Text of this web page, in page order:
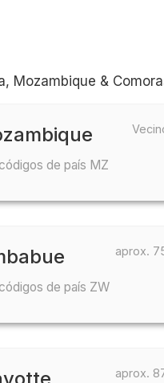
Mozambique &
de país MZ
aprox.
de país ZW
aprox.